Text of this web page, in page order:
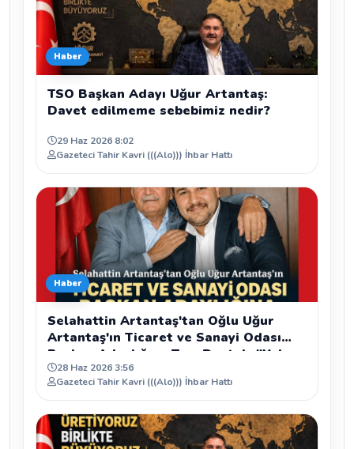
Haber
TSO Başkan Adayı Uğur Artantaş:
Davet edilmeme sebebimiz nedir?
29 Haz 2026 8:02
Gazeteci Tahir Kavri (((Alo))) İhbar Hattı
Haber
Selahattin Artantaş'tan Oğlu Uğur
Artantaş'ın Ticaret ve Sanayi Odası
Başkan Adaylığına Tam Destek: "Yolun
ve Bahtın Açık Olsun Oğlum"
28 Haz 2026 3:56
Gazeteci Tahir Kavri (((Alo))) İhbar Hattı